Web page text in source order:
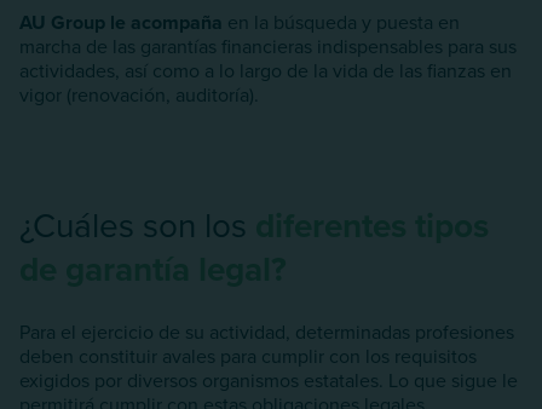
AU Group le acompaña en la búsqueda y puesta en
marcha de las garantías financieras indispensables para sus
actividades, así como a lo largo de la vida de las fianzas en
vigor (renovación, auditoría).
¿Cuáles son los
Para el ejercicio de su actividad, determinadas profesiones
deben constituir avales para cumplir con los requisitos
exigidos por diversos organismos estatales. Lo que sigue le